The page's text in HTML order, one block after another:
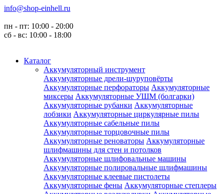
info@shop-einhell.ru
пн - пт: 10:00 - 20:00
сб - вс: 10:00 - 18:00
Каталог
Аккумуляторный инструмент
Аккумуляторные дрели-шуруповёрты
Аккумуляторные перфораторы Аккумуляторные
миксеры Аккумуляторные УШМ (болгарки)
Аккумуляторные рубанки Аккумуляторные
лобзики Аккумуляторные циркулярные пилы
Аккумуляторные сабельные пилы
Аккумуляторные торцовочные пилы
Аккумуляторные реноваторы Аккумуляторные
шлифмашины для стен и потолков
Аккумуляторные шлифовальные машины
Аккумуляторные полировальные шлифмашины
Аккумуляторные клеевые пистолеты
Аккумуляторные фены Аккумуляторные степлеры